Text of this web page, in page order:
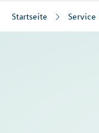
Startseite